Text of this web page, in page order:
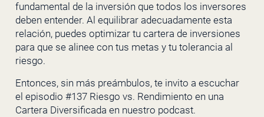
fundamental de la inversión que todos los inversores
deben entender. Al equilibrar adecuadamente esta
relación, puedes optimizar tu cartera de inversiones
para que se alinee con tus metas y tu tolerancia al
riesgo.
Entonces, sin más preámbulos, te invito a escuchar
el episodio #137 Riesgo vs. Rendimiento en una
Cartera Diversificada en nuestro podcast.